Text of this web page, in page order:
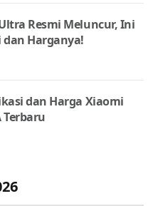
Resmi Meluncur, Ini
dan Harganya!
dan Harga Xiaomi
Terbaru